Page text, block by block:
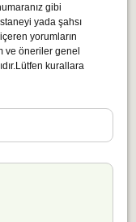
gibi
yada şahsı
yorumların
ve öneriler genel
kurallara